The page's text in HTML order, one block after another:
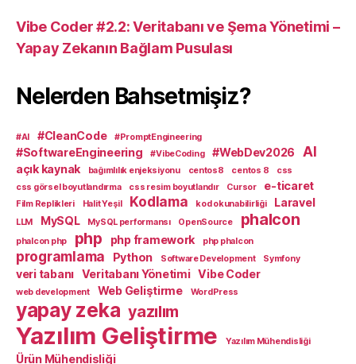
Vibe Coder #2.2: Veritabanı ve Şema Yönetimi –
Yapay Zekanın Bağlam Pusulası
Nelerden Bahsetmişiz?
#AI #CleanCode #PromptEngineering
#SoftwareEngineering #VibeCoding #WebDev2026 AI
açık kaynak bağımlılık enjeksiyonu centos8 centos 8
css
css görsel boyutlandırma
css resim boyutlandır Cursor e-ticaret
Film Replikleri Halit Yeşil Kodlama kod okunabilirliği Laravel
LLM MySQL MySQL performansı OpenSource phalcon
phalcon php php php framework php phalcon
programlama Python Software Development Symfony
veri tabanı Veritabanı Yönetimi Vibe Coder
web development Web Geliştirme WordPress
yapay zeka yazılım
Yazılım Geliştirme Yazılım Mühendisliği
Ürün Mühendisliği